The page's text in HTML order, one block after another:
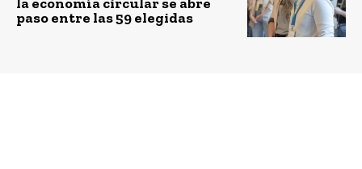
paso entre las 59 elegidas